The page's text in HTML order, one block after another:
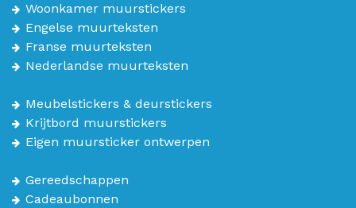
Woonkamer muurstickers
Engelse muurteksten
Franse muurteksten
Nederlandse muurteksten
Meubelstickers & deurstickers
Krijtbord muurstickers
Eigen muursticker ontwerpen
Gereedschappen
Cadeaubonnen